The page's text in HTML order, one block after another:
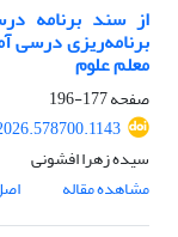
از سند برنامه‌
برنامه‌ریزی درسی
معلم علوم
صفحه177-196
سیده زهرا افشونی
مشاهده مقاله